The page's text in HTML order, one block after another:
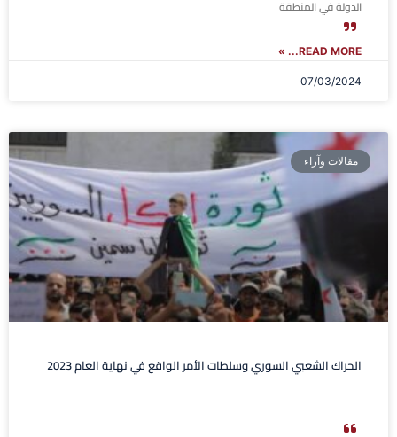
الدولة في المنطقة
READ MORE... »
07/03/2024
مقالات وآراء
الحراك الشعبي السوري وسلطات الأمر الواقع في نهاية العام 2023